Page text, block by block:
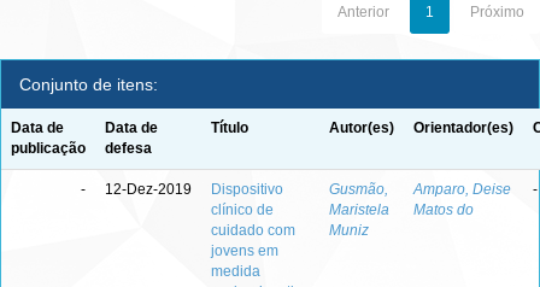
Anterior 1 Próximo
Conjunto de itens:
Data de
publicação
Data de
defesa
Título Autor(es) Orientador(es)
- 12-Dez-2019
Dispositivo
clínico de
cuidado com
jovens em
medida
Gusmão,
Maristela
Muniz
Amparo, Deise
Matos do
-